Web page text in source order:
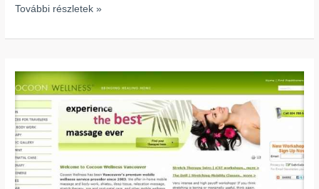
További részletek »
Wellnesscég